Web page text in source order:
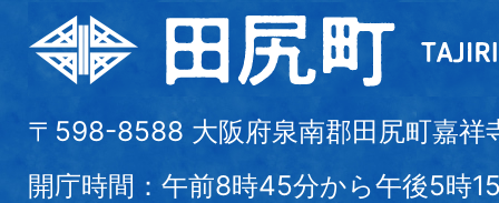
〒598-8588 大阪府泉南郡田尻町嘉祥
開庁時間：午前8時45分から午後5時